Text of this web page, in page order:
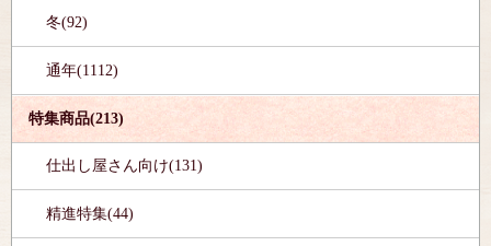
冬(92)
通年(1112)
特集商品(213)
仕出し屋さん向け(131)
精進特集(44)